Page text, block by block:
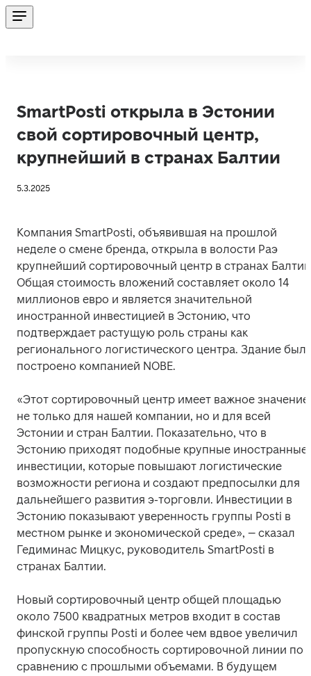
SmartPosti открыла в Эстонии
свой сортировочный центр,
крупнейший в странах Балтии
5.3.2025
Компания SmartPosti, объявившая на прошлой
неделе о смене бренда, открыла в волости Раэ
крупнейший сортировочный центр в странах
Общая стоимость вложений составляет около 14
миллионов евро и является значительной
иностранной инвестицией в Эстонию, что
подтверждает растущую роль страны как
регионального логистического центра. Здание
построено компанией NOBE.
«Этот сортировочный центр имеет важное значение
не только для нашей компании, но и для всей
Эстонии и стран Балтии. Показательно, что в
Эстонию приходят подобные крупные иностранные
инвестиции, которые повышают логистические
возможности региона и создают предпосылки для
дальнейшего развития э-торговли. Инвестиции в
Эстонию показывают уверенность группы Posti в
местном рынке и экономической среде», – сказал
Гедиминас Мицкус, руководитель SmartPosti в
странах Балтии.
Новый сортировочный центр общей площадью
около 7500 квадратных метров входит в состав
финской группы Posti и более чем вдвое увеличил
пропускную способность сортировочной линии по
сравнению с прошлыми объемами. В будущем